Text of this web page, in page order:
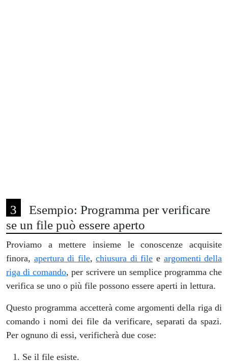
Esempio: Programma per verificare
se un file può essere aperto
Proviamo a mettere insieme le conoscenze acquisite
finora, apertura di file,chiusura di file e argomenti della
riga di comando, per scrivere un semplice programma che
verifica se uno o più file possono essere aperti in lettura.
Questo programma accetterà come argomenti della riga di
comando i nomi dei file da verificare, separati da spazi.
Per ognuno di essi, verificherà due cose:
Se il file esiste.